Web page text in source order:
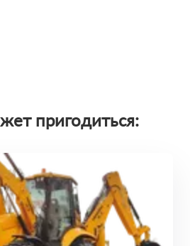
пригодиться: